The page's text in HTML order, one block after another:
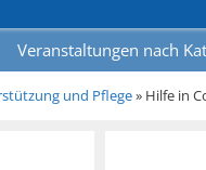
Veranstaltungen nach
und Pflege» Hilfe in